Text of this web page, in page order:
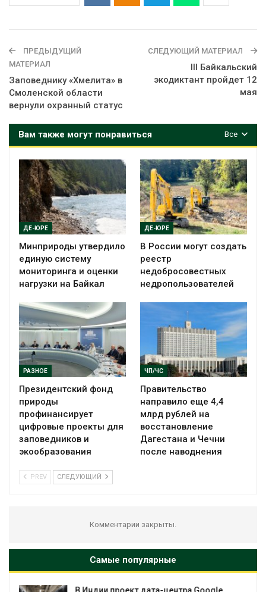
ПРЕДЫДУЩИЙ
МАТЕРИАЛ
Заповеднику «Хмелита» в
Смоленской области
вернули охранный статус
СЛЕДУЮЩИЙ МАТЕРИАЛ
III Байкальский
экодиктант пройдет 12
мая
Все
Вам также могут понравиться
ДЕ-ЮРЕ
Минприроды утвердило
единую систему
мониторинга и оценки
нагрузки на Байкал
ДЕ-ЮРЕ
В России могут создать
реестр
недобросовестных
недропользователей
РАЗНОЕ
Президентский фонд
природы
профинансирует
цифровые проекты для
заповедников и
экообразования
ЧП/ЧС
Правительство
направило еще 4,4
млрд рублей на
восстановление
Дагестана и Чечни
после наводнения
PREV СЛЕДУЮЩИЙ
Комментарии закрыты.
Самые популярные